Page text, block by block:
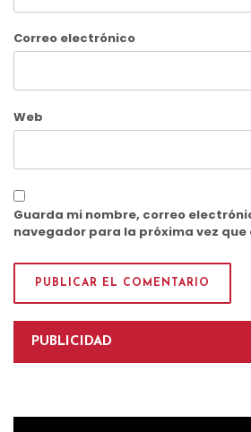
Correo electrónico
Web
Guarda mi nombre, correo
navegador para la próxima vez que
PUBLICIDAD